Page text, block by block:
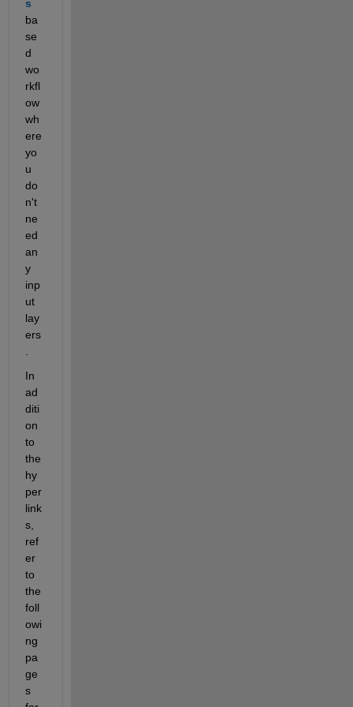
s
ba
se
d
wo
rkfl
ow
wh
ere
yo
u
do
n't
ne
ed
an
y
inp
ut
lay
ers
In
ad
diti
on
to
the
hy
per
link
s,
ref
er
to
the
foll
owi
ng
pa
ge
s